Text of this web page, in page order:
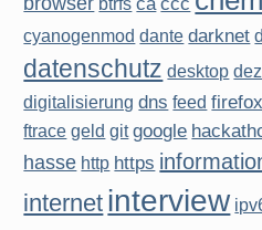
btrfs ca ccc
cyanogenmod dante darknet
datenschutz desktop
digitalisierung dns feed firefox
ftrace geld git google
hasse http https
internet interview